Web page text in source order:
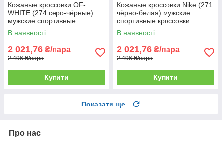
Кожаные кроссовки OF-
WHITE (274 серо-чёрные)
мужские спортивные
кроссовки шкіряні чоловічі
В наявності
2 021,76 ₴/пара
2 496 ₴/пара
Купити
Кожаные кроссовки Nike (271
чёрно-белая) мужские
спортивные кроссовки
шкіряні чоловічі
В наявності
2 021,76 ₴/пара
2 496 ₴/пара
Купити
Показати ще
Про нас